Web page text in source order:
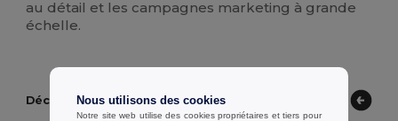
au détail et les campagnes marketing à grande
échelle.
Découvrez d'autres produits
Nous utilisons des cookies
Notre site web utilise des cookies propriétaires et tiers pour